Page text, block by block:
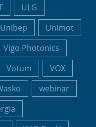
ULG
Unibep
Unimot
Vigo Photonics
Votum
VOX
webinar